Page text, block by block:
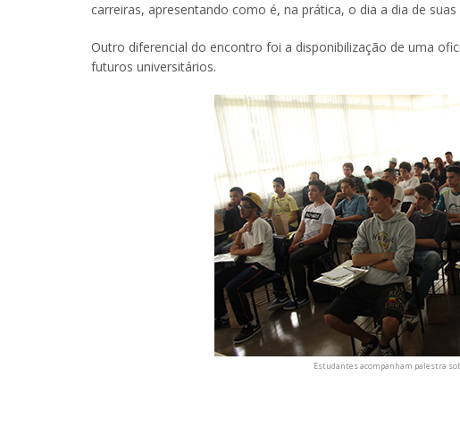
carreiras, apresentando como é, na prática, o dia a dia de
Outro diferencial do encontro foi a disponibilização de uma
futuros universitários.
Estudantes acompanham palestra